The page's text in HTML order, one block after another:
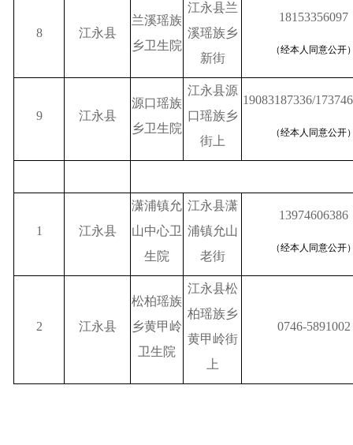
8 江永县
兰溪瑶族
乡卫生院
江永县兰
溪瑶族乡
新街
18153356097
（经本人同意公开
9 江永县
源口瑶族
乡卫生院
江永县源
口瑶族乡
街上
19083187336/
（经本人同意公开
1 江永县
潇浦镇允
山中心卫
生院
江永县潇
浦镇允山
老街
13974606386
（经本人同意公开
2 江永县
松柏瑶族
乡黄甲岭
卫生院
江永县松
柏瑶族乡
黄甲岭街
上
0746-5891002